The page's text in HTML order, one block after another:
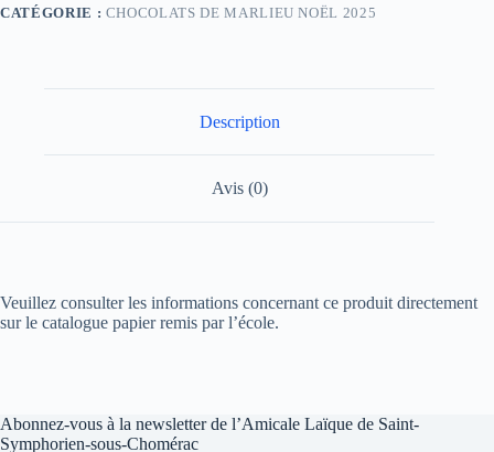
CATÉGORIE : CHOCOLATS DE MARLIEU NOËL 2025
Description
Avis (0)
Veuillez consulter les informations concernant ce produit directement
sur le catalogue papier remis par l’école.
Abonnez-vous à la newsletter de l’Amicale Laïque de Saint-
Symphorien-sous-Chomérac